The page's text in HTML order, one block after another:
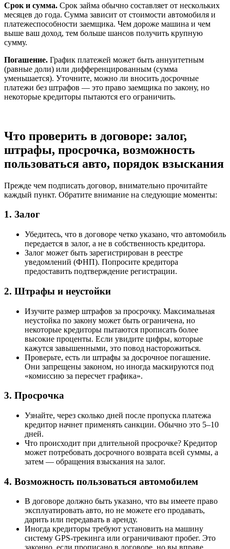
Срок и сумма. Срок займа обычно составляет от нескольких
месяцев до года. Сумма зависит от стоимости автомобиля и
платежеспособности заемщика. Чем дороже машина и чем
выше ваш доход, тем больше шансов получить крупную
сумму.
Погашение. График платежей может быть аннуитетным
(равные доли) или дифференцированным (сумма
уменьшается). Уточните, можно ли вносить досрочные
платежи без штрафов — это право заемщика по закону, но
некоторые кредиторы пытаются его ограничить.
Что проверить в договоре: залог,
штрафы, просрочка, возможность
пользоваться авто, порядок взыскания
Прежде чем подписать договор, внимательно прочитайте
каждый пункт. Обратите внимание на следующие моменты:
1. Залог
Убедитесь, что в договоре четко указано, что автомобиль
передается в залог, а не в собственность кредитора.
Залог может быть зарегистрирован в реестре
уведомлений (ФНП). Попросите кредитора
предоставить подтверждение регистрации.
2. Штрафы и неустойки
Изучите размер штрафов за просрочку. Максимальная
неустойка по закону может быть ограничена, но
некоторые кредиторы пытаются прописать более
высокие проценты. Если увидите цифры, которые
кажутся завышенными, это повод насторожиться.
Проверьте, есть ли штрафы за досрочное погашение.
Они запрещены законом, но иногда маскируются под
«комиссию за пересчет графика».
3. Просрочка
Узнайте, через сколько дней после пропуска платежа
кредитор начнет применять санкции. Обычно это 5–10
дней.
Что происходит при длительной просрочке? Кредитор
может потребовать досрочного возврата всей суммы, а
затем — обращения взыскания на залог.
4. Возможность пользоваться автомобилем
В договоре должно быть указано, что вы имеете право
эксплуатировать авто, но не можете его продавать,
дарить или передавать в аренду.
Иногда кредиторы требуют установить на машину
систему GPS-трекинга или ограничивают пробег. Это